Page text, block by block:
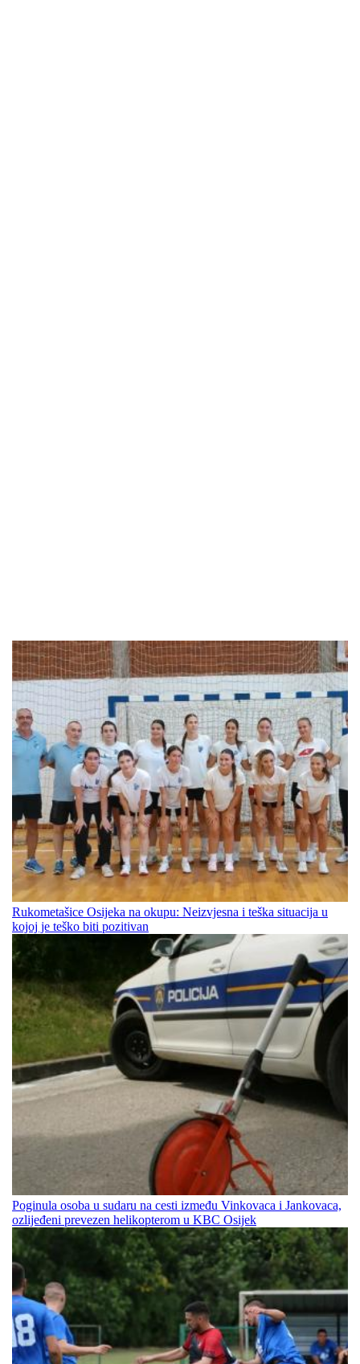
Rukometašice Osijeka na okupu: Neizvjesna i teška situacija u
kojoj je teško biti pozitivan
Poginula osoba u sudaru na cesti između Vinkovaca i Jankovaca,
ozlijeđeni prevezen helikopterom u KBC Osijek